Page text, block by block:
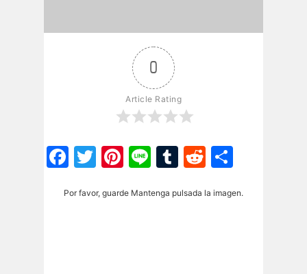
0
Article Rating
Facebook
Twitter
Pinterest
LineTumblr
Reddit
Por favor, guarde Mantenga pulsada la imagen.